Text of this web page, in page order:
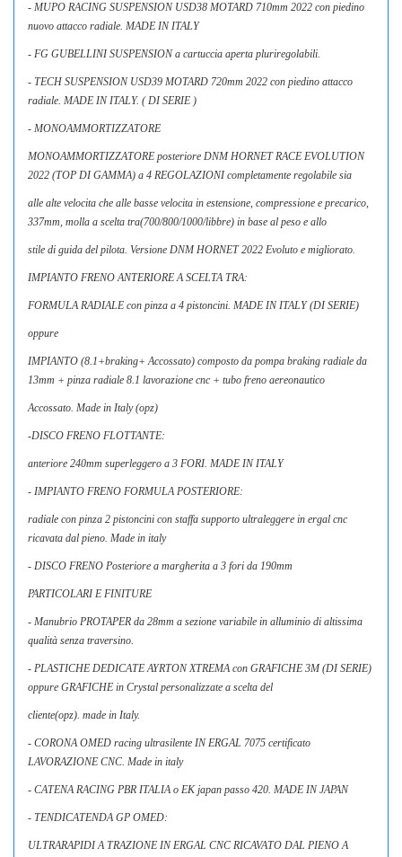
- MUPO RACING SUSPENSION USD38 MOTARD 710mm 2022 con piedino
nuovo attacco radiale. MADE IN ITALY
- FG GUBELLINI SUSPENSION a cartuccia aperta pluriregolabili.
- TECH SUSPENSION USD39 MOTARD 720mm 2022 con piedino attacco
radiale. MADE IN ITALY. ( DI SERIE )
- MONOAMMORTIZZATORE
MONOAMMORTIZZATORE posteriore DNM HORNET RACE EVOLUTION
2022 (TOP DI GAMMA) a 4 REGOLAZIONI completamente regolabile sia
alle alte velocita che alle basse velocita in estensione, compressione e precarico,
337mm, molla a scelta tra(700/800/1000/libbre) in base al peso e allo
stile di guida del pilota. Versione DNM HORNET 2022 Evoluto e migliorato.
IMPIANTO FRENO ANTERIORE A SCELTA TRA:
FORMULA RADIALE con pinza a 4 pistoncini. MADE IN ITALY (DI SERIE)
oppure
IMPIANTO (8.1+braking+ Accossato) composto da pompa braking radiale da
13mm + pinza radiale 8.1 lavorazione cnc + tubo freno aereonautico
Accossato. Made in Italy (opz)
-DISCO FRENO FLOTTANTE:
anteriore 240mm superleggero a 3 FORI. MADE IN ITALY
- IMPIANTO FRENO FORMULA POSTERIORE:
radiale con pinza 2 pistoncini con staffa supporto ultraleggere in ergal cnc
ricavata dal pieno. Made in italy
- DISCO FRENO Posteriore a margherita a 3 fori da 190mm
PARTICOLARI E FINITURE
- Manubrio PROTAPER da 28mm a sezione variabile in alluminio di altissima
qualità senza traversino.
- PLASTICHE DEDICATE AYRTON XTREMA con GRAFICHE 3M (DI SERIE)
oppure GRAFICHE in Crystal personalizzate a scelta del
cliente(opz). made in Italy.
- CORONA OMED racing ultrasilente IN ERGAL 7075 certificato
LAVORAZIONE CNC. Made in italy
- CATENA RACING PBR ITALIA o EK japan passo 420. MADE IN JAPAN
- TENDICATENDA GP OMED:
ULTRARAPIDI A TRAZIONE IN ERGAL CNC RICAVATO DAL PIENO A